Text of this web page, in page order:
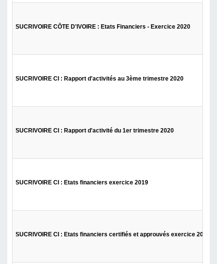
SUCRIVOIRE CÔTE D'IVOIRE : Etats Financiers - Exercice 2020
SUCRIVOIRE CI : Rapport d'activités au 3ème trimestre 2020
SUCRIVOIRE CI : Rapport d'activité du 1er trimestre 2020
SUCRIVOIRE CI : Etats financiers exercice 2019
SUCRIVOIRE CI : Etats financiers certifiés et approuvés exercice 2018